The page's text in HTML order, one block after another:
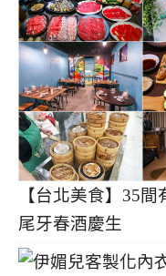
【台北美食】35
尾牙春酒慶生